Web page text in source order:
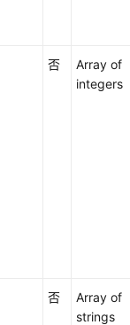
否
Array of
integers
否
Array of
strings